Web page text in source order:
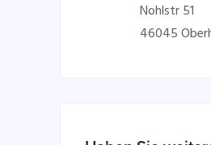
Nohlstr 51
46045